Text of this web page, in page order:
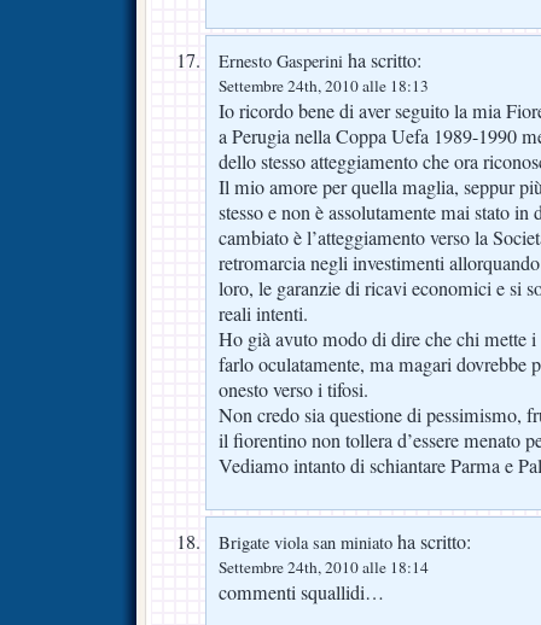
Ernesto Gasperini ha scritto:
Settembre 24th, 2010 alle 18:13
Io ricordo bene di aver seguito la mia
a Perugia nella Coppa Uefa 1989-1990
dello stesso atteggiamento che ora
Il mio amore per quella maglia, seppur
stesso e non è assolutamente mai stato in
cambiato è l’atteggiamento verso la
retromarcia negli investimenti
loro, le garanzie di ricavi economici e si
reali intenti.
Ho già avuto modo di dire che chi mette
farlo oculatamente, ma magari dovrebbe
onesto verso i tifosi.
Non credo sia questione di pessimismo,
il fiorentino non tollera d’essere menato
Vediamo intanto di schiantare Parma e
Brigate viola san miniato ha scritto:
Settembre 24th, 2010 alle 18:14
commenti squallidi…